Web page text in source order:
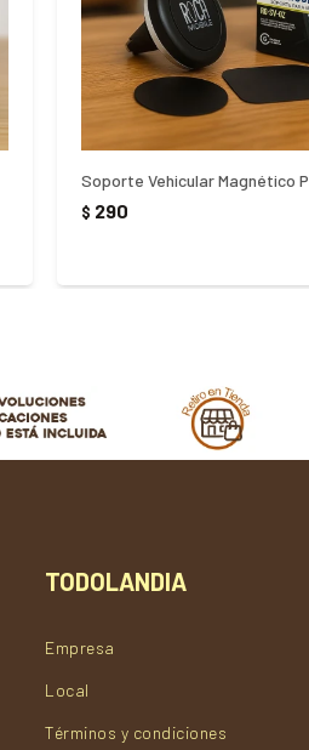
$ 290
TODOLANDIA
Empresa
Local
Términos y condiciones